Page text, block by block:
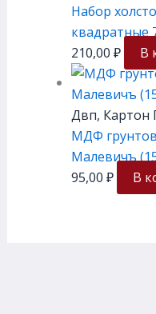
Набор
квадратные
210,00 ₽ В
Двп, Картон
МДФ
Малевичъ
95,00 ₽ В